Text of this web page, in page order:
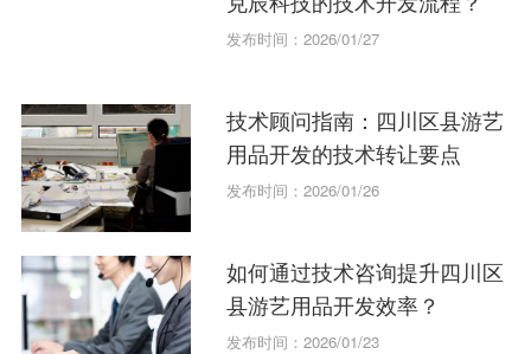
发布时间：2026/01/27
技术顾问指南：四川区县游艺
用品开发的技术转让要点
发布时间：2026/01/26
如何通过技术咨询提升四川区
县游艺用品开发效率？
发布时间：2026/01/23